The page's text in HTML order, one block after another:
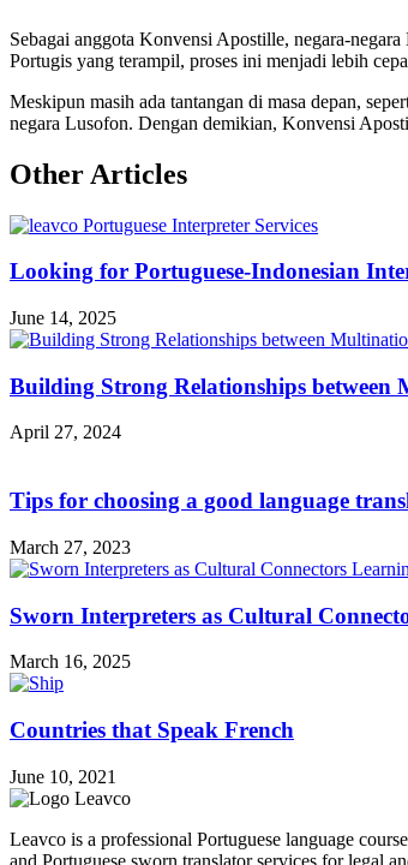
Sebagai anggota Konvensi Apostille, negara-
Portugis yang terampil, proses ini menjadi lebih
Meskipun masih ada tantangan di masa depan,
negara Lusofon. Dengan demikian, Konvensi
Other Articles
Looking for Portuguese-Indonesian
June 14, 2025
Building Strong Relationships between
April 27, 2024
Tips for choosing a good language
March 27, 2023
Sworn Interpreters as Cultural
March 16, 2025
Countries that Speak French
June 10, 2021
Leavco is a professional Portuguese language
and Portuguese sworn translator services for legal